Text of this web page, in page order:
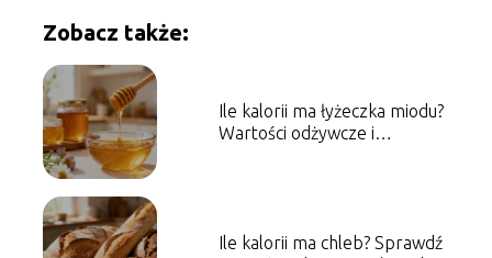
Zobacz także:
Ile kalorii ma łyżeczka miodu?
Wartości odżywcze i
Ile kalorii ma chleb? Sprawdź